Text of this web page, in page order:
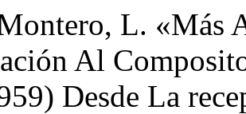
L. «Más
Al
Desde La